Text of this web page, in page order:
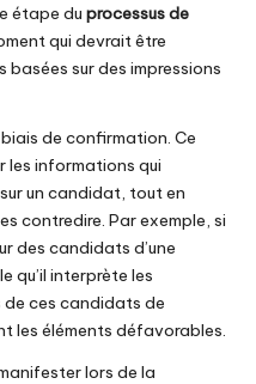
étape du processus de
qui devrait être
sur des impressions
de confirmation. Ce
les informations qui
un candidat, tout en
contredire. Par exemple, si
des candidats d’une
qu’il interprète les
ces candidats de
les éléments défavorables.
lors de la